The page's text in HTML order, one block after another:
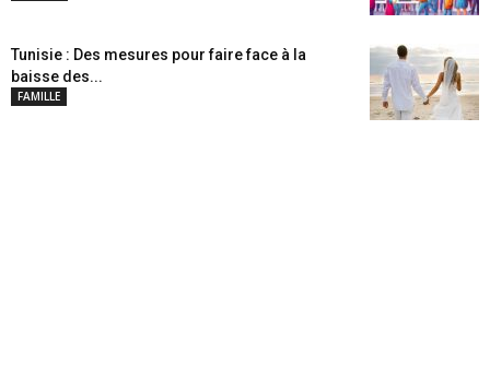
Tunisie : Des mesures pour faire face à la
baisse des...
FAMILLE